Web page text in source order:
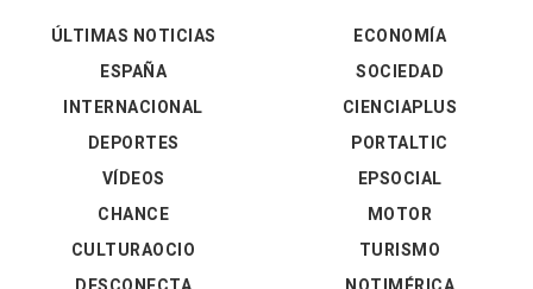
ÚLTIMAS NOTICIAS
ESPAÑA
INTERNACIONAL
DEPORTES
VÍDEOS
ECONOMÍA
SOCIEDAD
CIENCIAPLUS
PORTALTIC
EPSOCIAL
CHANCE
CULTURAOCIO
MOTOR
TURISMO